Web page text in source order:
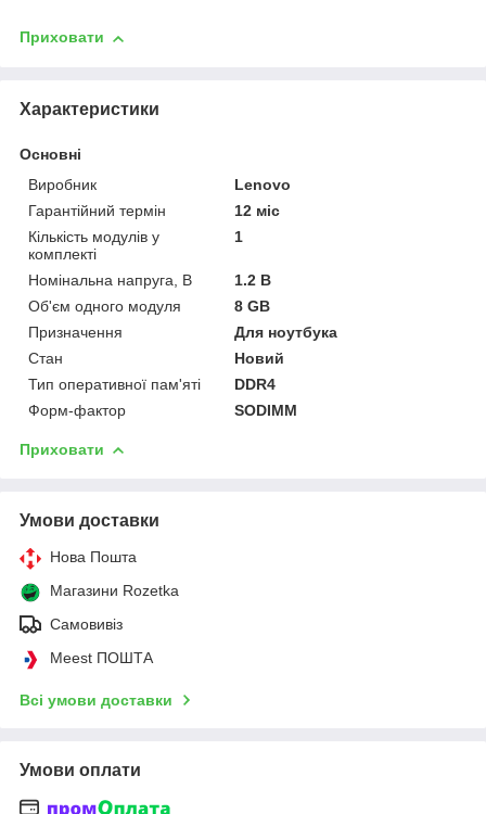
Приховати
Характеристики
Основні
Виробник
Lenovo
Гарантійний термін
12 міс
Кількість модулів у
комплекті
1
Номінальна напруга, В
1.2 В
Об'єм одного модуля
8 GB
Призначення
Для ноутбука
Стан
Новий
Тип оперативної пам'яті
DDR4
Форм-фактор
SODIMM
Приховати
Умови доставки
Нова Пошта
Магазини Rozetka
Самовивіз
Meest ПОШТА
Всі умови доставки
Умови оплати